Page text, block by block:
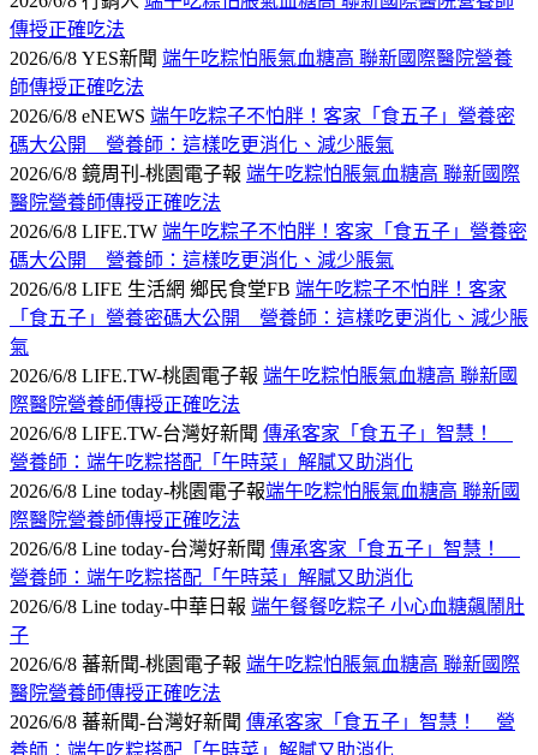
傳授正確吃法
2026/6/8 YES新聞 端午吃粽怕脹氣血糖高 聯新國際醫院營養
師傳授正確吃法
2026/6/8 eNEWS 端午吃粽子不怕胖！客家「食五子」營養密
碼大公開 營養師：這樣吃更消化、減少脹氣
2026/6/8 鏡周刊-桃園電子報 端午吃粽怕脹氣血糖高 聯新國際
醫院營養師傳授正確吃法
2026/6/8 LIFE.TW 端午吃粽子不怕胖！客家「食五子」營養密
碼大公開 營養師：這樣吃更消化、減少脹氣
2026/6/8 LIFE 生活網 鄉民食堂FB 端午吃粽子不怕胖！客家
「食五子」營養密碼大公開 營養師：這樣吃更消化、減少脹
氣
2026/6/8 LIFE.TW-桃園電子報 端午吃粽怕脹氣血糖高 聯新國
際醫院營養師傳授正確吃法
2026/6/8 LIFE.TW-台灣好新聞 傳承客家「食五子」智慧！
營養師：端午吃粽搭配「午時菜」解膩又助消化
2026/6/8 Line today-桃園電子報端午吃粽怕脹氣血糖高 聯新國
際醫院營養師傳授正確吃法
2026/6/8 Line today-台灣好新聞 傳承客家「食五子」智慧！
營養師：端午吃粽搭配「午時菜」解膩又助消化
2026/6/8 Line today-中華日報 端午餐餐吃粽子 小心血糖飆鬧肚
子
2026/6/8 蕃新聞-桃園電子報 端午吃粽怕脹氣血糖高 聯新國際
醫院營養師傳授正確吃法
2026/6/8 蕃新聞-台灣好新聞 傳承客家「食五子」智慧！ 營